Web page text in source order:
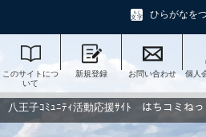
ひらがなを
このサイトにつ
いて
新規登録 お問い合わせ
個人
八王子ｺﾐｭﾆﾃｨ活動応援ｻｲﾄ はちコミねっ